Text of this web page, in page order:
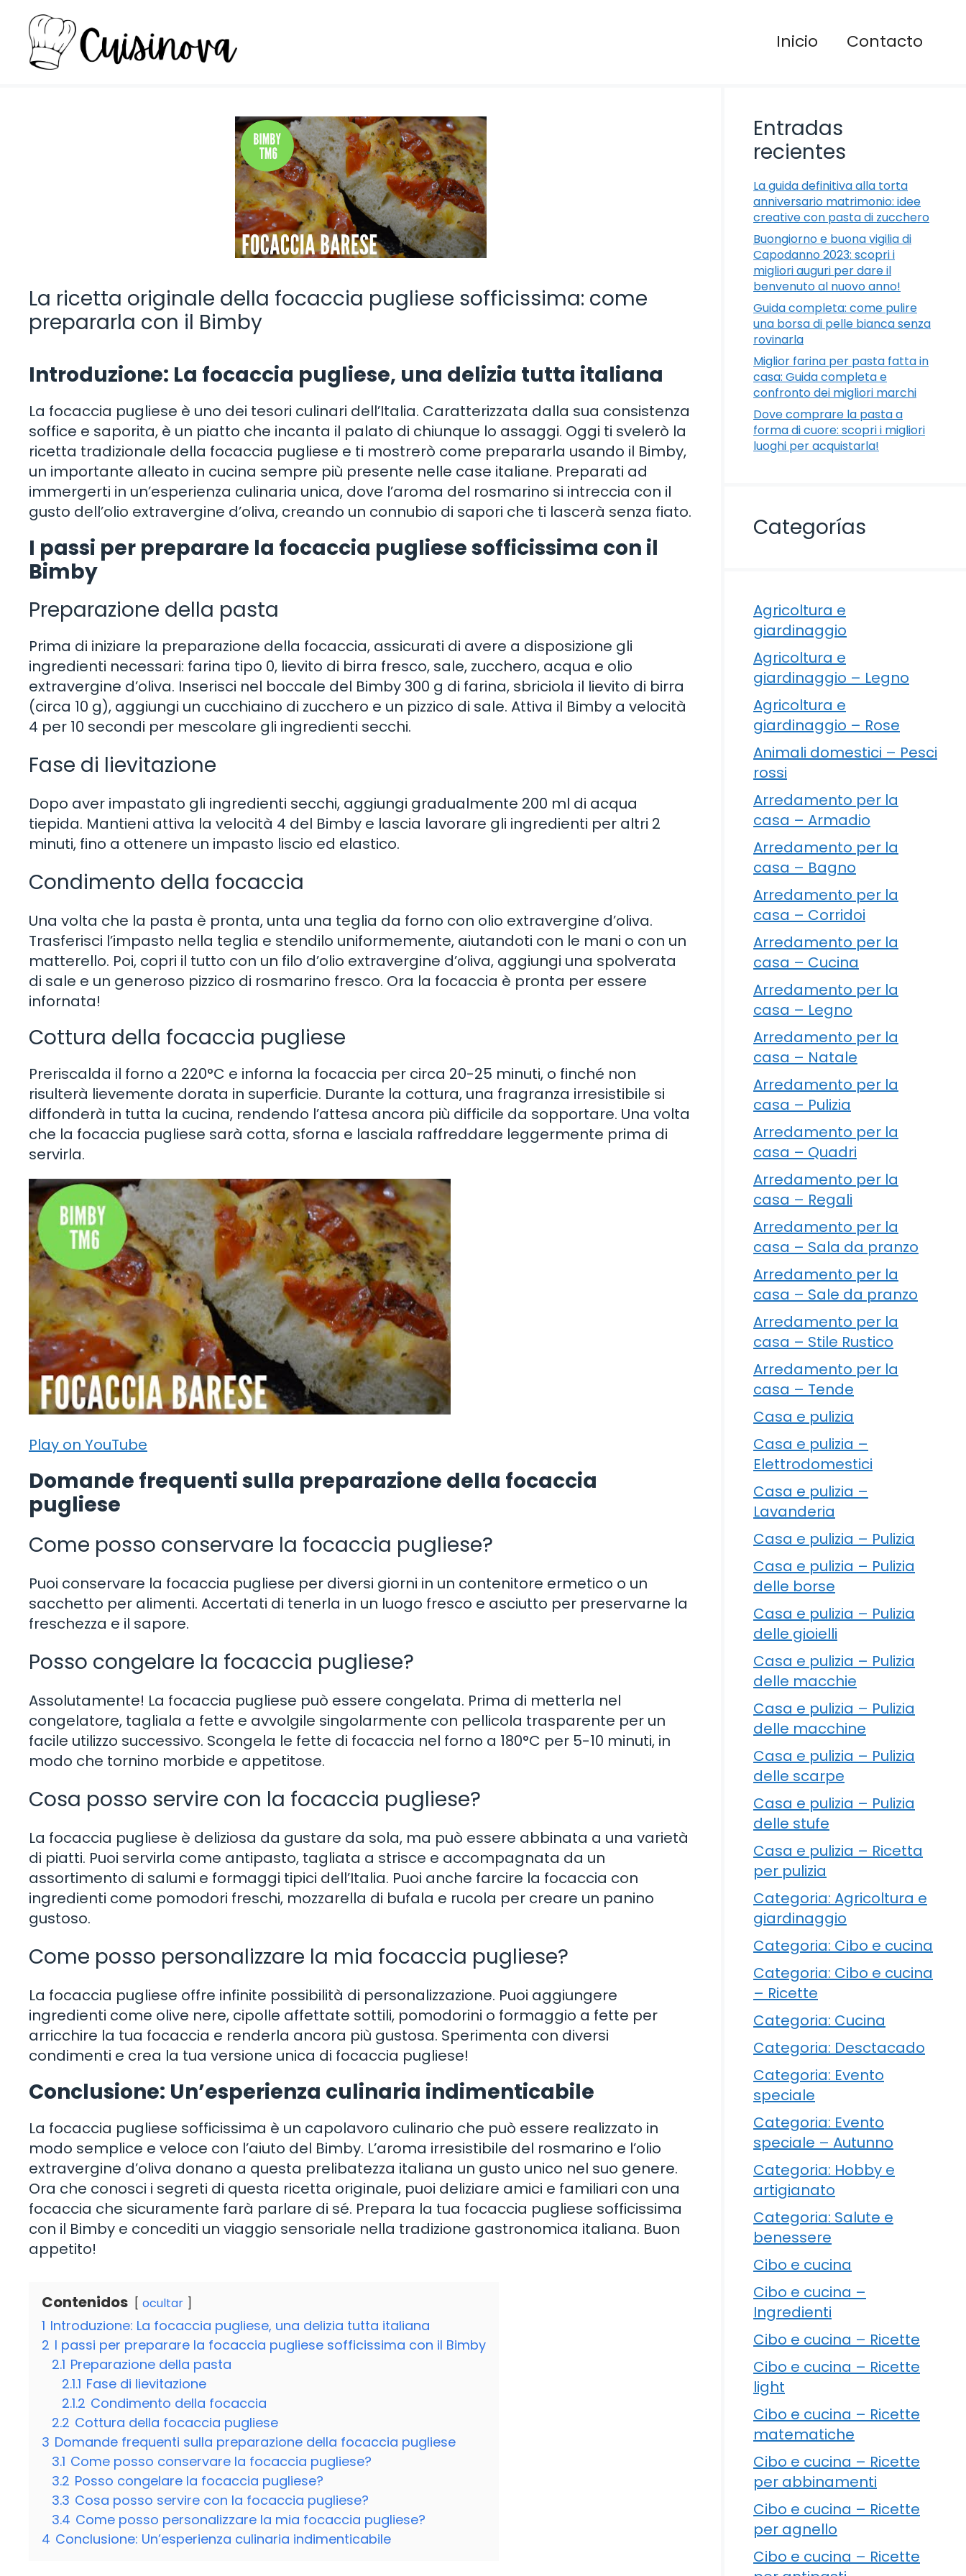
contenuto
Inicio Contacto
La ricetta originale della focaccia pugliese sofficissima: come
prepararla con il Bimby
Introduzione: La focaccia pugliese, una delizia tutta italiana
La focaccia pugliese è uno dei tesori culinari dell’Italia. Caratterizzata dalla sua consistenza
soffice e saporita, è un piatto che incanta il palato di chiunque lo assaggi. Oggi ti svelerò la
ricetta tradizionale della focaccia pugliese e ti mostrerò come prepararla usando il Bimby,
un importante alleato in cucina sempre più presente nelle case italiane. Preparati ad
immergerti in un’esperienza culinaria unica, dove l’aroma del rosmarino si intreccia con il
gusto dell’olio extravergine d’oliva, creando un connubio di sapori che ti lascerà senza fiato.
I passi per preparare la focaccia pugliese sofficissima con il
Bimby
Preparazione della pasta
Prima di iniziare la preparazione della focaccia, assicurati di avere a disposizione gli
ingredienti necessari: farina tipo 0, lievito di birra fresco, sale, zucchero, acqua e olio
extravergine d’oliva. Inserisci nel boccale del Bimby 300 g di farina, sbriciola il lievito di birra
(circa 10 g), aggiungi un cucchiaino di zucchero e un pizzico di sale. Attiva il Bimby a velocità
4 per 10 secondi per mescolare gli ingredienti secchi.
Fase di lievitazione
Dopo aver impastato gli ingredienti secchi, aggiungi gradualmente 200 ml di acqua
tiepida. Mantieni attiva la velocità 4 del Bimby e lascia lavorare gli ingredienti per altri 2
minuti, fino a ottenere un impasto liscio ed elastico.
Condimento della focaccia
Una volta che la pasta è pronta, unta una teglia da forno con olio extravergine d’oliva.
Trasferisci l’impasto nella teglia e stendilo uniformemente, aiutandoti con le mani o con un
matterello. Poi, copri il tutto con un filo d’olio extravergine d’oliva, aggiungi una spolverata
di sale e un generoso pizzico di rosmarino fresco. Ora la focaccia è pronta per essere
infornata!
Cottura della focaccia pugliese
Preriscalda il forno a 220°C e inforna la focaccia per circa 20-25 minuti, o finché non
risulterà lievemente dorata in superficie. Durante la cottura, una fragranza irresistibile si
diffonderà in tutta la cucina, rendendo l’attesa ancora più difficile da sopportare. Una volta
che la focaccia pugliese sarà cotta, sforna e lasciala raffreddare leggermente prima di
servirla.
Play on YouTube
Domande frequenti sulla preparazione della focaccia
pugliese
Come posso conservare la focaccia pugliese?
Puoi conservare la focaccia pugliese per diversi giorni in un contenitore ermetico o un
sacchetto per alimenti. Accertati di tenerla in un luogo fresco e asciutto per preservarne la
freschezza e il sapore.
Posso congelare la focaccia pugliese?
Assolutamente! La focaccia pugliese può essere congelata. Prima di metterla nel
congelatore, tagliala a fette e avvolgile singolarmente con pellicola trasparente per un
facile utilizzo successivo. Scongela le fette di focaccia nel forno a 180°C per 5-10 minuti, in
modo che tornino morbide e appetitose.
Cosa posso servire con la focaccia pugliese?
La focaccia pugliese è deliziosa da gustare da sola, ma può essere abbinata a una varietà
di piatti. Puoi servirla come antipasto, tagliata a strisce e accompagnata da un
assortimento di salumi e formaggi tipici dell’Italia. Puoi anche farcire la focaccia con
ingredienti come pomodori freschi, mozzarella di bufala e rucola per creare un panino
gustoso.
Come posso personalizzare la mia focaccia pugliese?
La focaccia pugliese offre infinite possibilità di personalizzazione. Puoi aggiungere
ingredienti come olive nere, cipolle affettate sottili, pomodorini o formaggio a fette per
arricchire la tua focaccia e renderla ancora più gustosa. Sperimenta con diversi
condimenti e crea la tua versione unica di focaccia pugliese!
Conclusione: Un’esperienza culinaria indimenticabile
La focaccia pugliese sofficissima è un capolavoro culinario che può essere realizzato in
modo semplice e veloce con l’aiuto del Bimby. L’aroma irresistibile del rosmarino e l’olio
extravergine d’oliva donano a questa prelibatezza italiana un gusto unico nel suo genere.
Ora che conosci i segreti di questa ricetta originale, puoi deliziare amici e familiari con una
focaccia che sicuramente farà parlare di sé. Prepara la tua focaccia pugliese sofficissima
con il Bimby e concediti un viaggio sensoriale nella tradizione gastronomica italiana. Buon
appetito!
Contenidos ocultar
1 Introduzione: La focaccia pugliese, una delizia tutta italiana
2 I passi per preparare la focaccia pugliese sofficissima con il Bimby
2.1 Preparazione della pasta
2.1.1 Fase di lievitazione
2.1.2 Condimento della focaccia
2.2 Cottura della focaccia pugliese
3 Domande frequenti sulla preparazione della focaccia pugliese
3.1 Come posso conservare la focaccia pugliese?
3.2 Posso congelare la focaccia pugliese?
3.3 Cosa posso servire con la focaccia pugliese?
3.4 Come posso personalizzare la mia focaccia pugliese?
4 Conclusione: Un’esperienza culinaria indimenticabile
Entradas
recientes
La guida definitiva alla torta
anniversario matrimonio: idee
creative con pasta di zucchero
Buongiorno e buona vigilia di
Capodanno 2023: scopri i
migliori auguri per dare il
benvenuto al nuovo anno!
Guida completa: come pulire
una borsa di pelle bianca senza
rovinarla
Miglior farina per pasta fatta in
casa: Guida completa e
confronto dei migliori marchi
Dove comprare la pasta a
forma di cuore: scopri i migliori
luoghi per acquistarla!
Categorías
Agricoltura e
giardinaggio
Agricoltura e
giardinaggio – Legno
Agricoltura e
giardinaggio – Rose
Animali domestici – Pesci
rossi
Arredamento per la
casa – Armadio
Arredamento per la
casa – Bagno
Arredamento per la
casa – Corridoi
Arredamento per la
casa – Cucina
Arredamento per la
casa – Legno
Arredamento per la
casa – Natale
Arredamento per la
casa – Pulizia
Arredamento per la
casa – Quadri
Arredamento per la
casa – Regali
Arredamento per la
casa – Sala da pranzo
Arredamento per la
casa – Sale da pranzo
Arredamento per la
casa – Stile Rustico
Arredamento per la
casa – Tende
Casa e pulizia
Casa e pulizia –
Elettrodomestici
Casa e pulizia –
Lavanderia
Casa e pulizia – Pulizia
Casa e pulizia – Pulizia
delle borse
Casa e pulizia – Pulizia
delle gioielli
Casa e pulizia – Pulizia
delle macchie
Casa e pulizia – Pulizia
delle macchine
Casa e pulizia – Pulizia
delle scarpe
Casa e pulizia – Pulizia
delle stufe
Casa e pulizia – Ricetta
per pulizia
Categoria: Agricoltura e
giardinaggio
Categoria: Cibo e cucina
Categoria: Cibo e cucina
– Ricette
Categoria: Cucina
Categoria: Desctacado
Categoria: Evento
speciale
Categoria: Evento
speciale – Autunno
Categoria: Hobby e
artigianato
Categoria: Salute e
benessere
Cibo e cucina
Cibo e cucina –
Ingredienti
Cibo e cucina – Ricette
Cibo e cucina – Ricette
light
Cibo e cucina – Ricette
matematiche
Cibo e cucina – Ricette
per abbinamenti
Cibo e cucina – Ricette
per agnello
Cibo e cucina – Ricette